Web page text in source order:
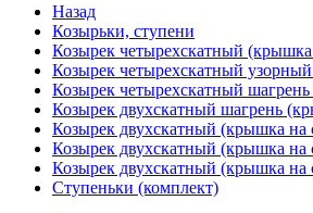
Назад
Козырьки, ступени
Козырек четырехскатный (крышка
Козырек четырехскатный
Козырек четырехскатный
Козырек двухскатный шагрень
Козырек двухскатный (крышка на
Козырек двухскатный (крышка на
Козырек двухскатный (крышка на
Ступеньки (комплект)